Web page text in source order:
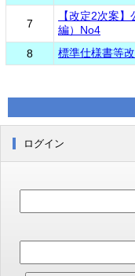
7
【改定2次案
編）No4
8
標準仕様書等
ログイン